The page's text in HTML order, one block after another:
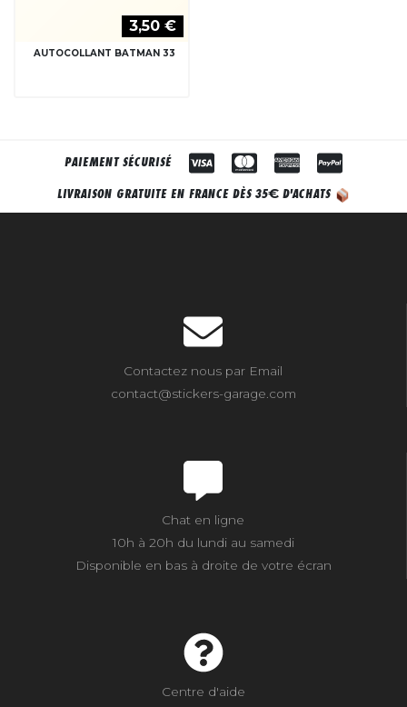
3,50 €
AUTOCOLLANT BATMAN 33
PAIEMENT SÉCURISÉ
LIVRAISON GRATUITE EN FRANCE DÈS 35€ D'ACHATS
Contactez nous par Email
contact@stickers-garage.com
Chat en ligne
10h à 20h du lundi au samedi
Disponible en bas à droite de votre écran
Centre d'aide